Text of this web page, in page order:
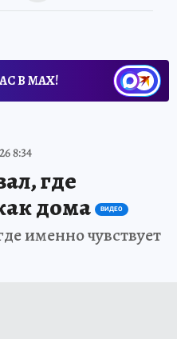
В МАХ!
8:34
где
дома
ВИДЕО
именно чувствует